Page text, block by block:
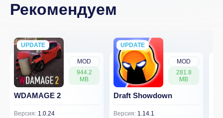
Рекомендуем
MOD
944.2
MB
UPDATE
NEW
WDAMAGE 2
Версия: 1.0.24
MOD
281.8
MB
UPDATE
NEW
Draft Showdown
Версия: 1.14.1